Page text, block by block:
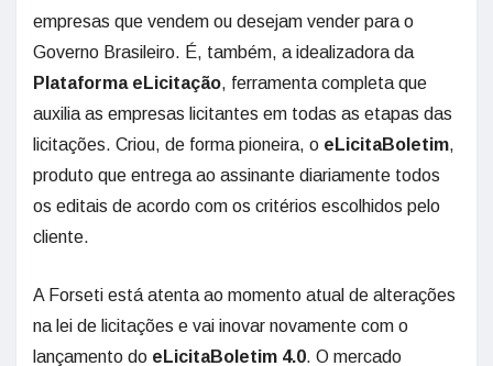
empresas que vendem ou desejam vender para o
Governo Brasileiro. É, também, a idealizadora da
Plataforma eLicitação, ferramenta completa que
auxilia as empresas licitantes em todas as etapas das
licitações. Criou, de forma pioneira, o eLicitaBoletim,
produto que entrega ao assinante diariamente todos
os editais de acordo com os critérios escolhidos pelo
cliente.
A Forseti está atenta ao momento atual de alterações
na lei de licitações e vai inovar novamente com o
lançamento do eLicitaBoletim 4.0. O mercado